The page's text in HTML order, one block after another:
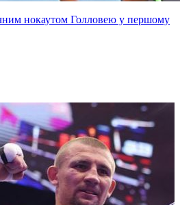
нокаутом Голловею у першому